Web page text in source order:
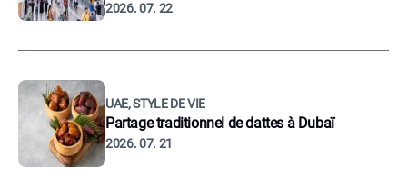
2026. 07. 22
UAE, STYLE DE VIE
Partage traditionnel de dattes à Dubaï
2026. 07. 21